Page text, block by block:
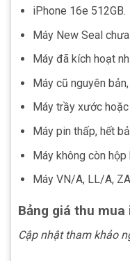
iPhone 16e 512GB.
Máy New Seal
Máy đã kích hoạt
Máy cũ nguyên
Máy trầy xước hoặc
Máy pin thấp, hết
Máy không còn hộp
Máy VN/A, LL/A,
Bảng giá thu
Cập nhật tham khảo